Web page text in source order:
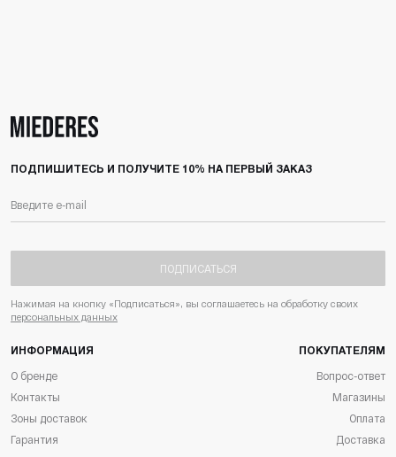
ПОДПИШИТЕСЬ И ПОЛУЧИТЕ 10% НА ПЕРВЫЙ ЗАКАЗ
ПОДПИСАТЬСЯ
Нажимая на кнопку «Подписаться», вы соглашаетесь на обработку своих
персональных данных
ИНФОРМАЦИЯ
О бренде
Контакты
Зоны доставок
Гарантия
ПОКУПАТЕЛЯМ
Вопрос-ответ
Магазины
Оплата
Доставка